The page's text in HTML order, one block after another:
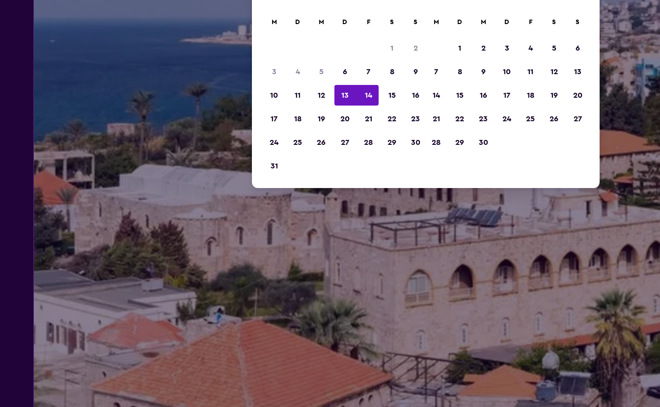
M D M D F S S
1 2
3 4 5 6 7 8 9
10 11 12 13 14 15 16
17 18 19 20 21 22 23
24 25 26 27 28 29 30
31
M D M D F S S
1 2 3 4 5 6
7 8 9 10 11 12 13
14 15 16 17 18 19 20
21 22 23 24 25 26 27
28 29 30